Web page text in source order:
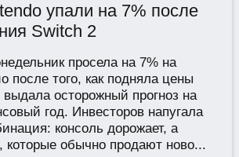
упали на 7% после
Switch 2
просела на 7% на
после того, как подняла цены
осторожный прогноз на
год. Инвесторов напугала
консоль дорожает, а
которые обычно продают ново...